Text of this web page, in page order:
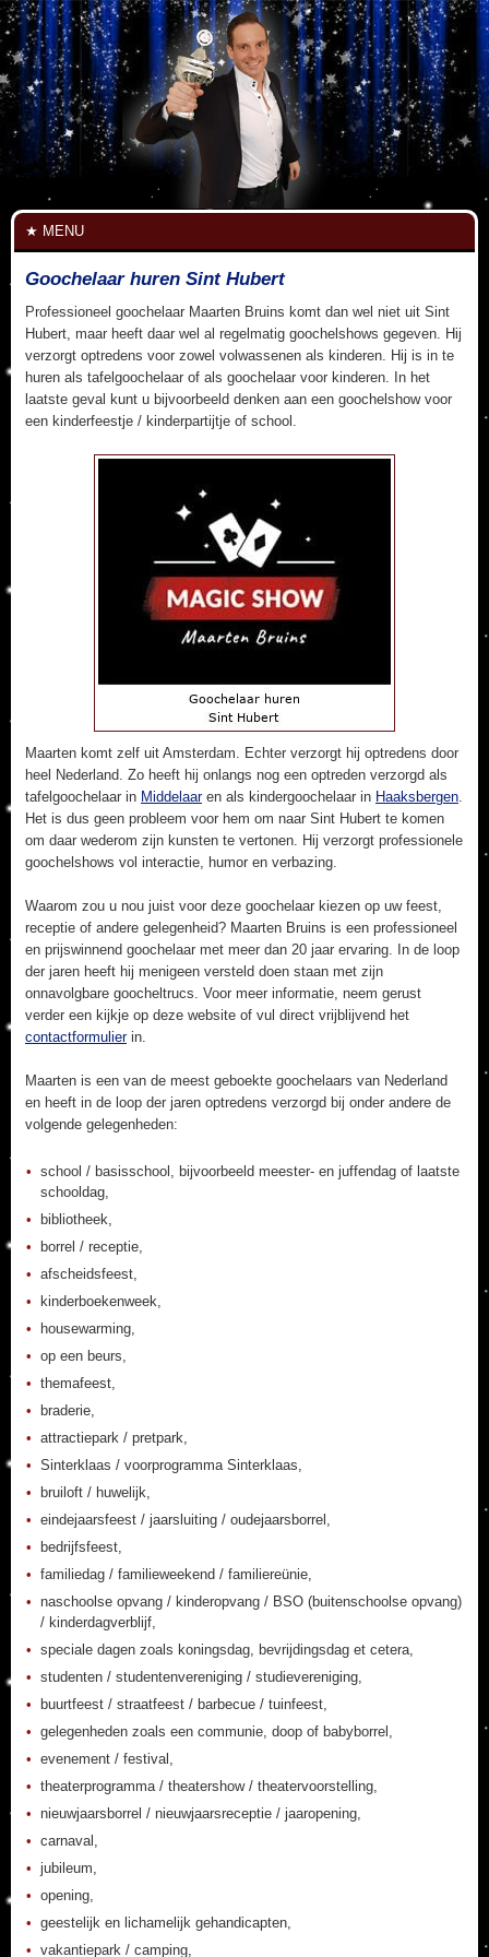
MENU
Goochelaar huren Sint Hubert
Professioneel goochelaar Maarten Bruins komt dan wel niet uit Sint
Hubert, maar heeft daar wel al regelmatig goochelshows gegeven. Hij
verzorgt optredens voor zowel volwassenen als kinderen. Hij is in te
huren als tafelgoochelaar of als goochelaar voor kinderen. In het
laatste geval kunt u bijvoorbeeld denken aan een goochelshow voor
een kinderfeestje / kinderpartijtje of school.
Maarten komt zelf uit Amsterdam. Echter verzorgt hij optredens door
heel Nederland. Zo heeft hij onlangs nog een optreden verzorgd als
tafelgoochelaar in Middelaaren als kindergoochelaar in Haaksbergen.
Het is dus geen probleem voor hem om naar Sint Hubert te komen
om daar wederom zijn kunsten te vertonen. Hij verzorgt professionele
goochelshows vol interactie, humor en verbazing.
Waarom zou u nou juist voor deze goochelaar kiezen op uw feest,
receptie of andere gelegenheid? Maarten Bruins is een professioneel
en prijswinnend goochelaar met meer dan 20 jaar ervaring. In de loop
der jaren heeft hij menigeen versteld doen staan met zijn
onnavolgbare goocheltrucs. Voor meer informatie, neem gerust
verder een kijkje op deze website of vul direct vrijblijvend het
contactformulierin.
Maarten is een van de meest geboekte goochelaars van Nederland
en heeft in de loop der jaren optredens verzorgd bij onder andere de
volgende gelegenheden:
school / basisschool, bijvoorbeeld meester- en juffendag of laatste
schooldag,
bibliotheek,
borrel / receptie,
afscheidsfeest,
kinderboekenweek,
housewarming,
op een beurs,
themafeest,
braderie,
attractiepark / pretpark,
Sinterklaas / voorprogramma Sinterklaas,
bruiloft / huwelijk,
eindejaarsfeest / jaarsluiting / oudejaarsborrel,
bedrijfsfeest,
familiedag / familieweekend / familiereünie,
naschoolse opvang / kinderopvang / BSO (buitenschoolse opvang)
/ kinderdagverblijf,
speciale dagen zoals koningsdag, bevrijdingsdag et cetera,
studenten / studentenvereniging / studievereniging,
buurtfeest / straatfeest / barbecue / tuinfeest,
gelegenheden zoals een communie, doop of babyborrel,
evenement / festival,
theaterprogramma / theatershow / theatervoorstelling,
nieuwjaarsborrel / nieuwjaarsreceptie / jaaropening,
carnaval,
jubileum,
opening,
geestelijk en lichamelijk gehandicapten,
vakantiepark / camping,